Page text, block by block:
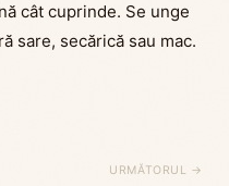
cât cuprinde. Se unge
sare, secărică sau mac.
URMĂTORUL →